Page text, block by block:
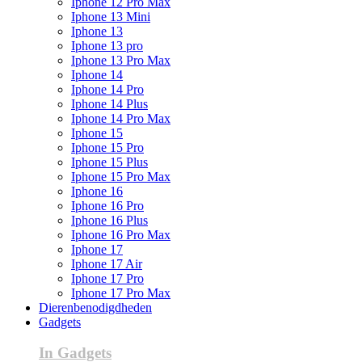
Iphone 13 Mini
Iphone 13
Iphone 13 pro
Iphone 13 Pro Max
Iphone 14
Iphone 14 Pro
Iphone 14 Plus
Iphone 14 Pro Max
Iphone 15
Iphone 15 Pro
Iphone 15 Plus
Iphone 15 Pro Max
Iphone 16
Iphone 16 Pro
Iphone 16 Plus
Iphone 16 Pro Max
Iphone 17
Iphone 17 Air
Iphone 17 Pro
Iphone 17 Pro Max
Dierenbenodigdheden
Gadgets
In Gadgets